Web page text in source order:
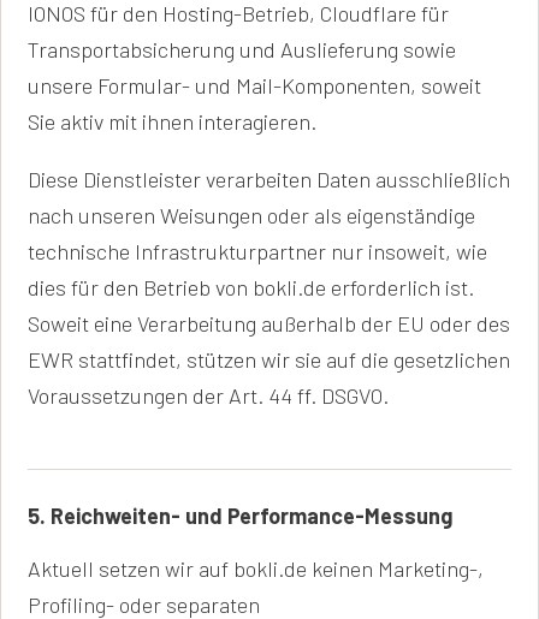
IONOS für den Hosting-Betrieb, Cloudflare für
Transportabsicherung und Auslieferung sowie
unsere Formular- und Mail-Komponenten, soweit
Sie aktiv mit ihnen interagieren.
Diese Dienstleister verarbeiten Daten ausschließlich
nach unseren Weisungen oder als eigenständige
technische Infrastrukturpartner nur insoweit, wie
dies für den Betrieb von bokli.de erforderlich ist.
Soweit eine Verarbeitung außerhalb der EU oder des
EWR stattfindet, stützen wir sie auf die gesetzlichen
Voraussetzungen der Art. 44 ff. DSGVO.
5. Reichweiten- und Performance-Messung
Aktuell setzen wir auf bokli.de keinen Marketing-,
Profiling- oder separaten